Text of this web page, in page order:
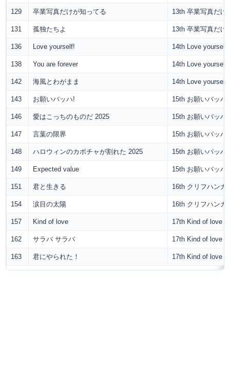
129 卒業写真だけが知ってる 13th 卒業写真だけ
131 孤独たちよ 13th 卒業写真だけ
136 Love yourself! 14th Love yourself!
138 You are forever 14th Love yourself!
142 海風とわがまま 14th Love yourself!
143 お願いバッハ! 15th お願いバッハ!
146 愛はこっちのものだ 2025 15th お願いバッハ!
147 言葉の限界 15th お願いバッハ!
148 ハロウィンのカボチャが割れた 2025 15th お願いバッハ!
149 Expected value 15th お願いバッハ!
151 君と生きる 16th クリフハンガ
154 涙目の太陽 16th クリフハンガ
157 Kind of love 17th Kind of love
162 サラバ サラバ 17th Kind of love
163 君にやられた！ 17th Kind of love